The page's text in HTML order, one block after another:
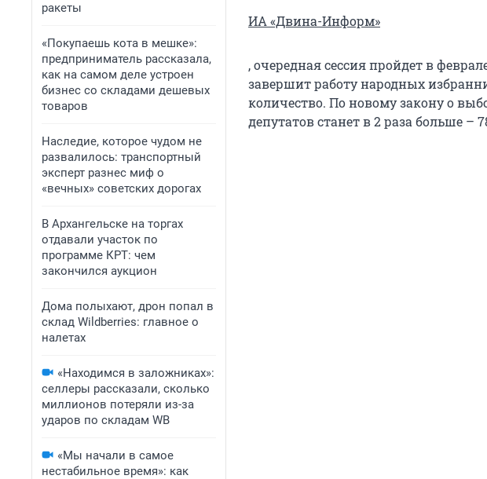
ракеты
«Покупаешь кота в мешке»:
предприниматель рассказала,
как на самом деле устроен
бизнес со складами дешевых
товаров
Наследие, которое чудом не
развалилось: транспортный
эксперт разнес миф о
«вечных» советских дорогах
В Архангельске на торгах
отдавали участок по
программе КРТ: чем
закончился аукцион
Дома полыхают, дрон попал в
склад Wildberries: главное о
налетах
«Находимся в заложниках»:
селлеры рассказали, сколько
миллионов потеряли из-за
ударов по складам WB
«Мы начали в самое
нестабильное время»: как
ИА «Двина-Информ»
, очередная сессия пройдет в
завершит работу народных
количество. По новому закону о
депутатов станет в 2 раза больше –